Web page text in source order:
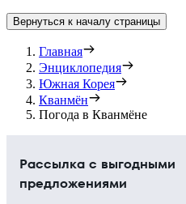
Вернуться к началу страницы
Главная
Энциклопедия
Южная Корея
Кванмён
Погода в Кванмёне
Рассылка с выгодными
предложениями